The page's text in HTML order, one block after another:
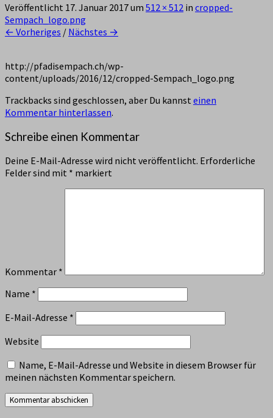
Veröffentlicht 17. Januar 2017um 512 × 512 in cropped-
Sempach_logo.png
← Vorheriges / Nächstes →
http://pfadisempach.ch/wp-
content/uploads/2016/12/cropped-Sempach_logo.png
Trackbacks sind geschlossen, aber Du kannst einen
Kommentar hinterlassen.
Schreibe einen Kommentar
Deine E-Mail-Adresse wird nicht veröffentlicht. Erforderliche
Felder sind mit * markiert
Kommentar *
Name *
E-Mail-Adresse *
Website
Name, E-Mail-Adresse und Website in diesem Browser für
meinen nächsten Kommentar speichern.